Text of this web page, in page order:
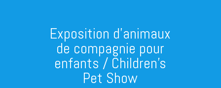
Exposition d’animaux
de compagnie pour
enfants / Children’s
Pet Show